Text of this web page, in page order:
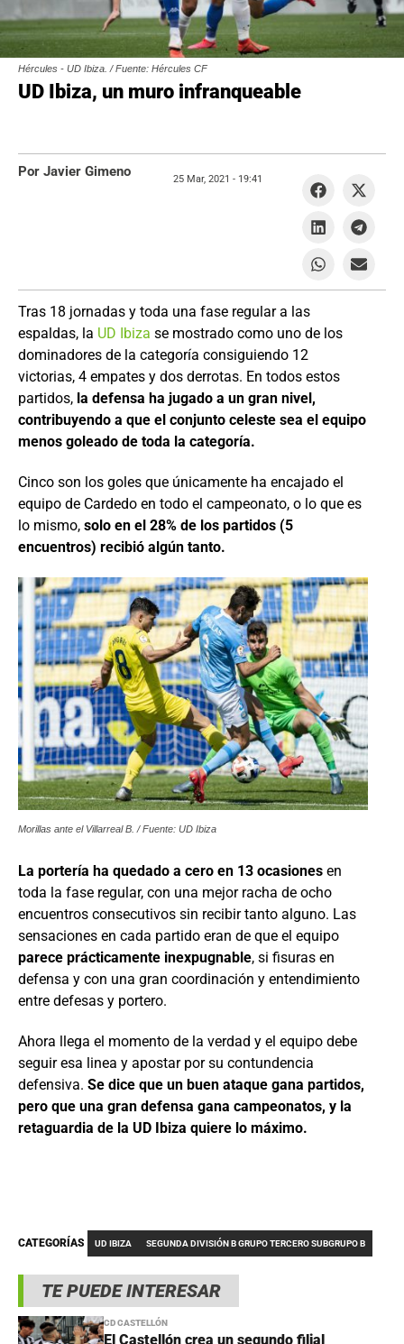
TE PUEDE INTERESAR
CD CASTELLÓN
El Castellón crea un segundo filial
Hércules - UD Ibiza. / Fuente: Hércules CF
UD Ibiza, un muro infranqueable
Tras 18 jornadas y toda una fase regular a las
espaldas, la UD Ibiza se mostrado como uno de los
dominadores de la categoría consiguiendo 12
victorias, 4 empates y dos derrotas. En todos estos
partidos, la defensa ha jugado a un gran nivel,
contribuyendo a que el conjunto celeste sea el equipo
menos goleado de toda la categoría.
Cinco son los goles que únicamente ha encajado el
equipo de Cardedo en todo el campeonato, o lo que es
lo mismo, solo en el 28% de los partidos (5
encuentros) recibió algún tanto.
Morillas ante el Villarreal B. / Fuente: UD Ibiza
La portería ha quedado a cero en 13 ocasiones en
toda la fase regular, con una mejor racha de ocho
encuentros consecutivos sin recibir tanto alguno. Las
sensaciones en cada partido eran de que el equipo
parece prácticamente inexpugnable, si fisuras en
defensa y con una gran coordinación y entendimiento
entre defesas y portero.
Ahora llega el momento de la verdad y el equipo debe
seguir esa linea y apostar por su contundencia
defensiva. Se dice que un buen ataque gana partidos,
pero que una gran defensa gana campeonatos, y la
retaguardia de la UD Ibiza quiere lo máximo.
Por Javier Gimeno 25 Mar, 2021 - 19:41
CATEGORÍAS UD IBIZA SEGUNDA DIVISIÓN B GRUPO TERCERO SUBGRUPO B